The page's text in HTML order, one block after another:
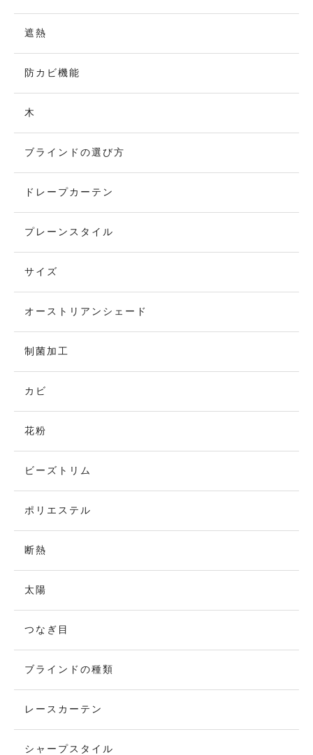
遮熱
防カビ機能
木
ブラインドの選び方
ドレープカーテン
プレーンスタイル
サイズ
オーストリアンシェード
制菌加工
カビ
花粉
ビーズトリム
ポリエステル
断熱
太陽
つなぎ目
ブラインドの種類
レースカーテン
シャープスタイル